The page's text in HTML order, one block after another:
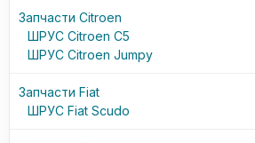
Запчасти Citroen
ШРУС Citroen C5
ШРУС Citroen Jumpy
Запчасти Fiat
ШРУС Fiat Scudo